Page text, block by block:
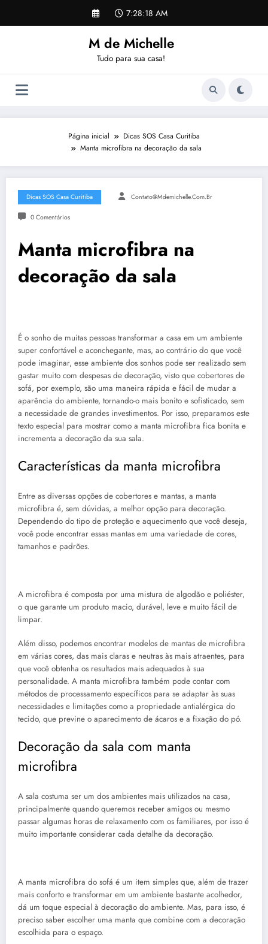
o
7:28:18 AM
M de Michelle
Tudo para sua casa!
Página inicial
Dicas SOS Casa Curitiba
Manta microfibra na decoração da sala
Dicas SOS Casa Curitiba Contato@mdemichelle.com.br
0 Comentários
Manta microfibra na
decoração da sala
É o sonho de muitas pessoas transformar a casa em um ambiente
super confortável e aconchegante, mas, ao contrário do que você
pode imaginar, esse ambiente dos sonhos pode ser realizado sem
gastar muito com despesas de decoração, visto que cobertores de
sofá, por exemplo, são uma maneira rápida e fácil de mudar a
aparência do ambiente, tornando-o mais bonito e sofisticado, sem
a necessidade de grandes investimentos. Por isso, preparamos este
texto especial para mostrar como a manta microfibra fica bonita e
incrementa a decoração da sua sala.
Características da manta microfibra
Entre as diversas opções de cobertores e mantas, a manta
microfibra é, sem dúvidas, a melhor opção para decoração.
Dependendo do tipo de proteção e aquecimento que você deseja,
você pode encontrar essas mantas em uma variedade de cores,
tamanhos e padrões.
A microfibra é composta por uma mistura de algodão e poliéster,
o que garante um produto macio, durável, leve e muito fácil de
limpar.
Além disso, podemos encontrar modelos de mantas de microfibra
em várias cores, das mais claras e neutras às mais atraentes, para
que você obtenha os resultados mais adequados à sua
personalidade. A manta microfibra também pode contar com
métodos de processamento específicos para se adaptar às suas
necessidades e limitações como a propriedade antialérgica do
tecido, que previne o aparecimento de ácaros e a fixação do pó.
Decoração da sala com manta
microfibra
A sala costuma ser um dos ambientes mais utilizados na casa,
principalmente quando queremos receber amigos ou mesmo
passar algumas horas de relaxamento com os familiares, por isso é
muito importante considerar cada detalhe da decoração.
A manta microfibra do sofá é um item simples que, além de trazer
mais conforto e transformar em um ambiente bastante acolhedor,
dá um toque especial à decoração do ambiente. Mas, para isso, é
preciso saber escolher uma manta que combine com a decoração
escolhida para o espaço.